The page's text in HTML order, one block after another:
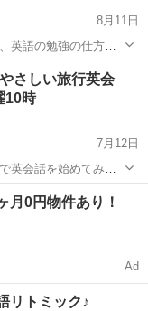
8月11日
英語の勉強の仕方が
さしい旅行英会
10時
7月12日
英会話を始めてみま
しみながら英語を話
講師なので安心★ お
ンガル
月0円物件あり！
Ad
リトミック♪